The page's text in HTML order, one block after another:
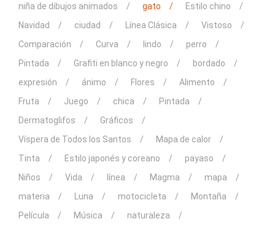
niña de dibujos animados
gato
Estilo chino
Navidad
ciudad Línea Clásica
Vistoso
Comparación
Curva lindo
perro
Pintada
Grafiti en blanco y negro
bordado
expresión
ánimo Flores
Alimento
Fruta
Juego chica
Pintada
Dermatoglifos
Gráficos
Víspera de Todos los Santos
Mapa de calor
Tinta
Estilo japonés y coreano
payaso
Niños
Vida línea Magma
mapa
materia
Luna motocicleta
Montaña
Película
Música
naturaleza